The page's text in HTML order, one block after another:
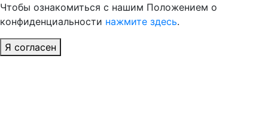
Чтобы ознакомиться с нашим Положением о
конфиденциальности нажмите здесь.
Я согласен